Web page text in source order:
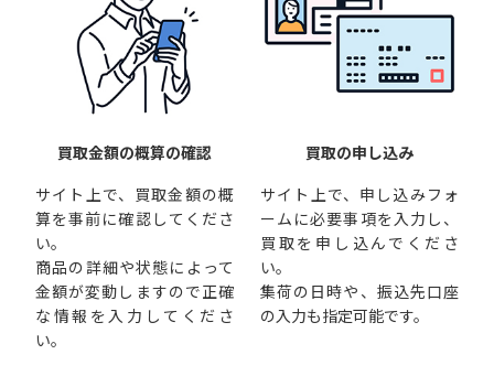
買取金額の概算の確認
サイト上で、買取金額の概
算を事前に確認してくださ
い。
商品の詳細や状態によって
金額が変動しますので正確
な情報を入力してくださ
い。
買取の申し込み
サイト上で、申し込みフォ
ームに必要事項を入力し、
買取を申し込んでくださ
い。
集荷の日時や、振込先口座
の入力も指定可能です。